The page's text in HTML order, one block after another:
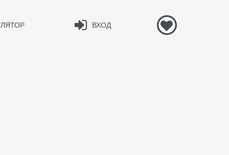
ВХОД